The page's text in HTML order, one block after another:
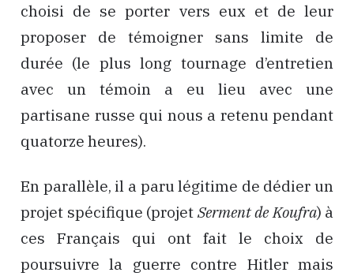
choisi de se porter vers eux et de leur
proposer de témoigner sans limite de
durée (le plus long tournage d’entretien
avec un témoin a eu lieu avec une
partisane russe qui nous a retenu pendant
quatorze heures).
En parallèle, il a paru légitime de dédier un
projet spécifique (projet Serment de Koufra) à
ces Français qui ont fait le choix de
poursuivre la guerre contre Hitler mais